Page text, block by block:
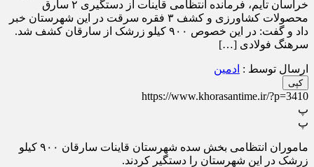
خراسان تایم، فرمانده انتظامی قاینات از دستگیری ۲ سارق
محصولات کشاورزی و کشف ۳ فقره سرقت در این شهرستان خبر
داد و گفت: در این خصوص ۹۰۰ کیلو زرشک از سارقان کشف شد.
سرهنگ فولادی […]
ارسال توسط : ادمین
کپی
https://www.khorasantime.ir/?p=3410
پ
پ
ماموران انتظامی بخش سده شهرستان قاینات سارقان ۹۰۰ کیلو
زرشک در این شهرستان را دستگیر کردند.